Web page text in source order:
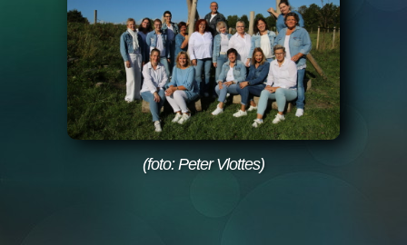
(foto: Peter Vlottes)